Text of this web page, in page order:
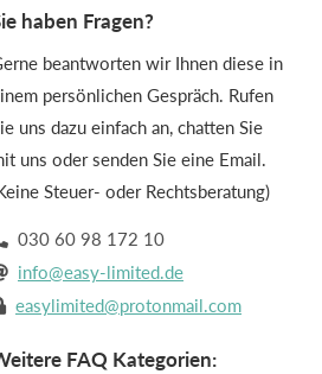
haben Fragen?
beantworten wir Ihnen diese in
persönlichen Gespräch. Rufen
uns dazu einfach an, chatten Sie
uns oder senden Sie eine Email.
Steuer- oder Rechtsberatung)
030 60 98 172 10
info@easy-limited.de
easylimited@protonmail.com
FAQ Kategorien: